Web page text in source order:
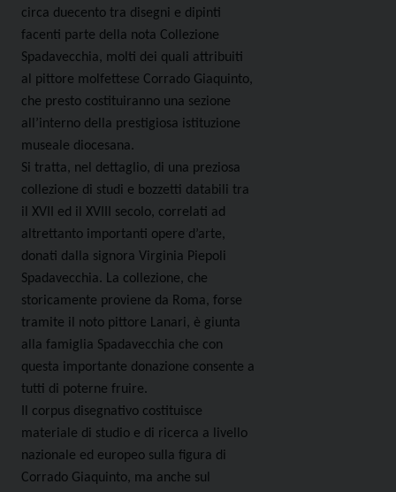
circa duecento tra disegni e dipinti
facenti parte della nota Collezione
Spadavecchia, molti dei quali attribuiti
al pittore molfettese Corrado Giaquinto,
che presto costituiranno una sezione
all’interno della prestigiosa istituzione
museale diocesana.
Si tratta, nel dettaglio, di una preziosa
collezione di studi e bozzetti databili tra
il XVII ed il XVIII secolo, correlati ad
altrettanto importanti opere d’arte,
donati dalla signora Virginia Piepoli
Spadavecchia. La collezione, che
storicamente proviene da Roma, forse
tramite il noto pittore Lanari, è giunta
alla famiglia Spadavecchia che con
questa importante donazione consente a
tutti di poterne fruire.
Il corpus disegnativo costituisce
materiale di studio e di ricerca a livello
nazionale ed europeo sulla figura di
Corrado Giaquinto, ma anche sul